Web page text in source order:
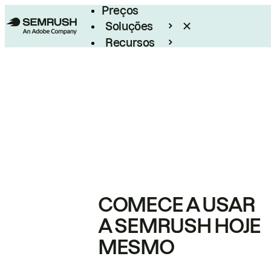
Preços
Soluções
Recursos
COMECE A USAR
A SEMRUSH HOJE
MESMO